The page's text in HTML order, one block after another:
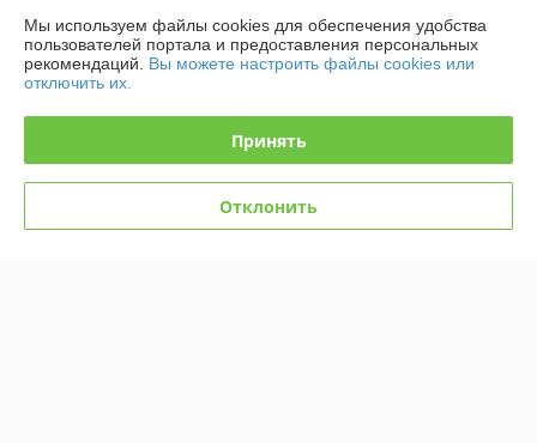
Полная версия сайта
Политика обработки cookies
Сайт создан на платформе Deal.by
Мы используем файлы cookies для обеспечения удобства
пользователей портала и предоставления персональных
рекомендаций. Вы можете настроить файлы cookies или
отключить их.
Принять
Отклонить